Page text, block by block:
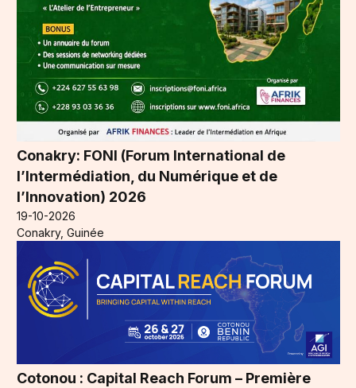
Conakry: FONI (Forum International de
l’Intermédiation, du Numérique et de
l’Innovation) 2026
19-10-2026
Conakry, Guinée
Cotonou : Capital Reach Forum – Première